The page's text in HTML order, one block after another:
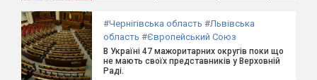
#Чернігівська область #Львівська
область #Європейський Союз
В Україні 47 мажоритарних округів поки що
не мають своїх представників у Верховній
Раді.